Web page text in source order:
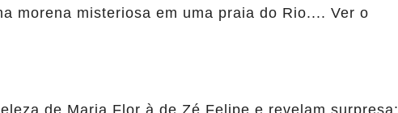
morena misteriosa em uma praia do Rio.... Ver o
de Maria Flor à de Zé Felipe e revelam surpresa: